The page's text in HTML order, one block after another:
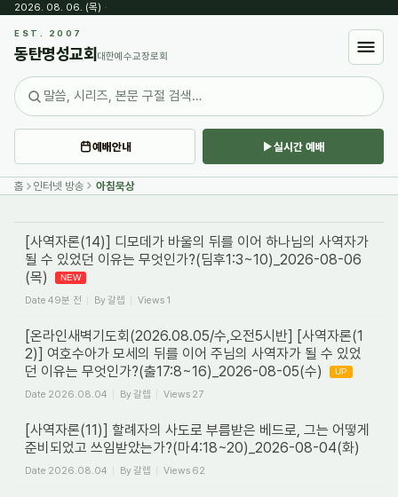
2026. 08. 06. (목) ·
EST. 2007
동탄명성교회 대한예수교장로회
예배안내 실시간 예배
홈 인터넷 방송 아침묵상
[사역자론(14)] 디모데가 바울의 뒤를 이어 하나님의 사역자가
될 수 있었던 이유는 무엇인가?(딤후1:3~10)_2026-08-06
(목)
NEW
Date 49분 전 By갈렙 Views 1
[온라인새벽기도회(2026.08.05/수,오전5시반] [사역자론(1
2)] 여호수아가 모세의 뒤를 이어 주님의 사역자가 될 수 있었
던 이유는 무엇인가?(출17:8~16)_2026-08-05(수)
UP
Date 2026.08.04 By갈렙 Views 27
[사역자론(11)] 할례자의 사도로 부름받은 베드로, 그는 어떻게
준비되었고 쓰임받았는가?(마4:18~20)_2026-08-04(화)
Date 2026.08.04 By갈렙 Views 62
Sketchbook5, 스케치북5
Sketchbook5, 스케치북5